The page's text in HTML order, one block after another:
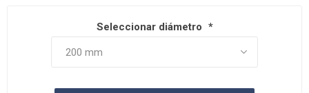
Seleccionar diámetro *